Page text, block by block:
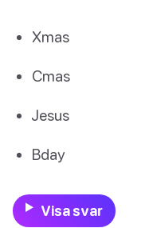
Xmas
Cmas
Jesus
Bday
Visa svar